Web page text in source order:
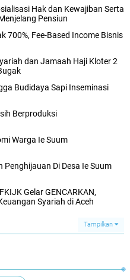
Hak dan Kewajiban Serta
Pensiun
700%, Fee-Based Income Bisnis
dan Jamaah Haji Kloter 2
Budidaya Sapi Inseminasi
Berproduksi
Warga Ie Suum
Penghijauan Di Desa Ie Suum
Gelar GENCARKAN,
Syariah di Aceh
Tampilkan